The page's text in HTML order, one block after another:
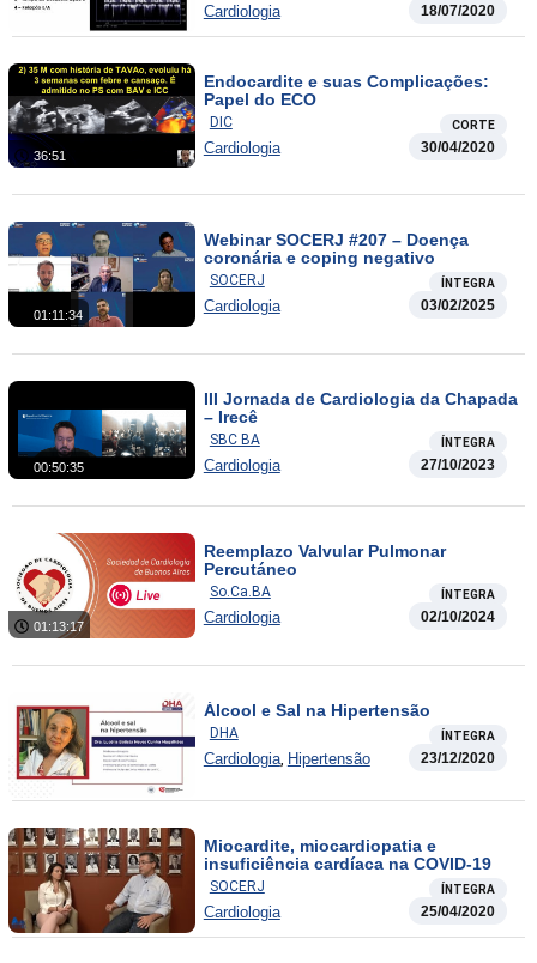
Cardiologia 18/07/2020
36:51
Endocardite e suas Complicações:
Papel do ECO
DIC CORTE
Cardiologia 30/04/2020
01:11:34
Webinar SOCERJ #207 – Doença
coronária e coping negativo
SOCERJ ÍNTEGRA
Cardiologia 03/02/2025
00:50:35
III Jornada de Cardiologia da Chapada
– Irecê
SBC BA ÍNTEGRA
Cardiologia 27/10/2023
01:13:17
Reemplazo Valvular Pulmonar
Percutáneo
So.Ca.BA ÍNTEGRA
Cardiologia 02/10/2024
Álcool e Sal na Hipertensão
DHA ÍNTEGRA
Cardiologia, Hipertensão 23/12/2020
Miocardite, miocardiopatia e
insuficiência cardíaca na COVID-19
SOCERJ ÍNTEGRA
Cardiologia 25/04/2020